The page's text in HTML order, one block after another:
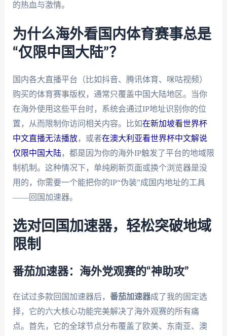
的热血与激情。
为什么海外看国内体育赛事总是
“仅限中国大陆”？
国内各大直播平台（比如抖音、腾讯体育、咪咕视频）
购买的体育赛事版权，通常只覆盖中国大陆地区。当你
在海外使用这些平台时，系统会通过IP地址识别你的位
置，从而限制你访问相关内容。比如在新加坡看世界杯
中文直播无法播放，或者在澳大利亚看世界杯中文解说
仅限中国大陆，都是因为你的海外IP触发了平台的地域限
制机制。这种情况下，单纯刷新页面或换个浏览器是没
用的，你需要一个能把你的IP“伪装”成国内地址的工具
——回国加速器。
选对回国加速器，轻松突破地域
限制
番茄加速器：海外党观赛的“神助攻”
在试过多款回国加速器后， 番茄加速器成了我的固定选
择，它的六大核心功能完美解决了海外观赛的所有痛
点。首先，它的全球节点分布覆盖了欧美、东南亚、澳